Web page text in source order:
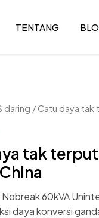
TENTANG
daring / Catu daya tak
tak
60kVA
daya konversi